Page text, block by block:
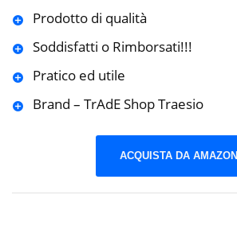
Prodotto di qualità
Soddisfatti o Rimborsati!!!
Pratico ed utile
Brand – TrAdE Shop Traesio
ACQUISTA DA AMAZON